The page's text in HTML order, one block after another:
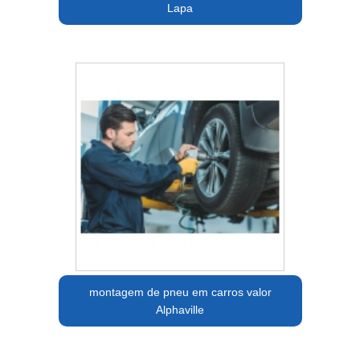
Lapa
montagem de pneu em carros valor
Alphaville